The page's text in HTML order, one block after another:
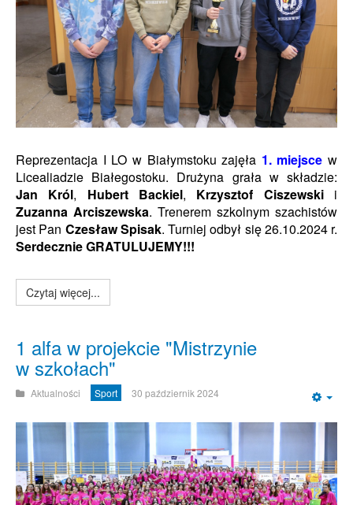
Reprezentacja I LO w Białymstoku zajęła 1. miejsce w
Licealiadzie Białegostoku. Drużyna grała w składzie:
Jan Król, Hubert Backiel, Krzysztof Ciszewskii
Zuzanna Arciszewska. Trenerem szkolnym szachistów
jest Pan Czesław Spisak. Turniej odbył się 26.10.2024 r.
Serdecznie GRATULUJEMY!!!
Czytaj więcej...
1 alfa w projekcie "Mistrzynie
w szkołach"
Aktualności Sport 30 październik 2024